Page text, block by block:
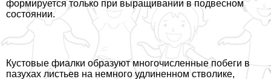
формируется только при выращивании в подвесном
состоянии.
Кустовые фиалки образуют многочисленные побеги в
пазухах листьев на немного удлиненном стволике,